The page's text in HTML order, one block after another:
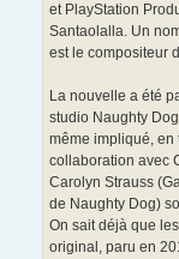
et PlayStation
Santaolalla. Un
est le compositeur
La nouvelle a été
studio Naughty
même impliqué, en
collaboration avec
Carolyn Strauss
de Naughty Dog)
On sait déjà que
original, paru en